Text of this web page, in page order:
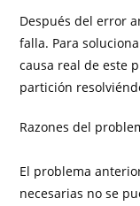
Después del error
falla. Para
causa real de este
partición
Razones del
El problema
necesarias no se